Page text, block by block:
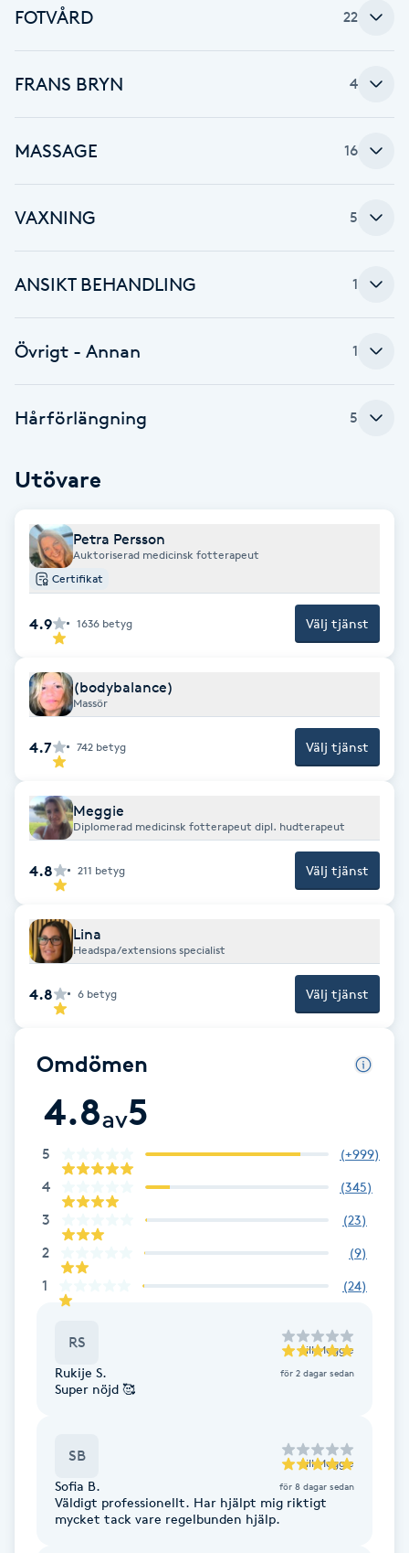
Diamantslipning
E
Extensions
Eyeliner-tatuering
F
Fettreducering
Fibromassage
Fillers
Fotmassage
Fotsvamp
Fotvård
Fransborttagning
Fransfärgning
Fransförlängning
Fransförlängning Megavolym
Fransförlängning Volym
Fransk manikyr
Fransrengöring
Frekvensterapi
Friskvårdsmassage
Färgning
FOTVÅRD 22
FRANS BRYN 4
MASSAGE 16
VAXNING 5
ANSIKT BEHANDLING 1
Övrigt - Annan 1
Hårförlängning 5
Utövare
Petra Persson
Auktoriserad medicinsk fotterapeut
Certifikat
4.9 1636 betyg Välj tjänst
(bodybalance)
Massör
4.7 742 betyg Välj tjänst
Meggie
Diplomerad medicinsk fotterapeut dipl. hudterapeut
4.8 211 betyg Välj tjänst
Lina
Headspa/extensions specialist
4.8 6 betyg Välj tjänst
Omdömen
4.8av5
5 (+999)
4 (345)
3 (23)
2 (9)
1 (24)
RS till Meggie
Rukije S. för 2 dagar sedan
Super nöjd 🥰
SB till Meggie
Sofia B. för 8 dagar sedan
Väldigt professionellt. Har hjälpt mig riktigt
mycket tack vare regelbunden hjälp.